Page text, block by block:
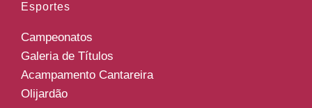
Esportes
Campeonatos
Galeria de Títulos
Acampamento Cantareira
Olijardão